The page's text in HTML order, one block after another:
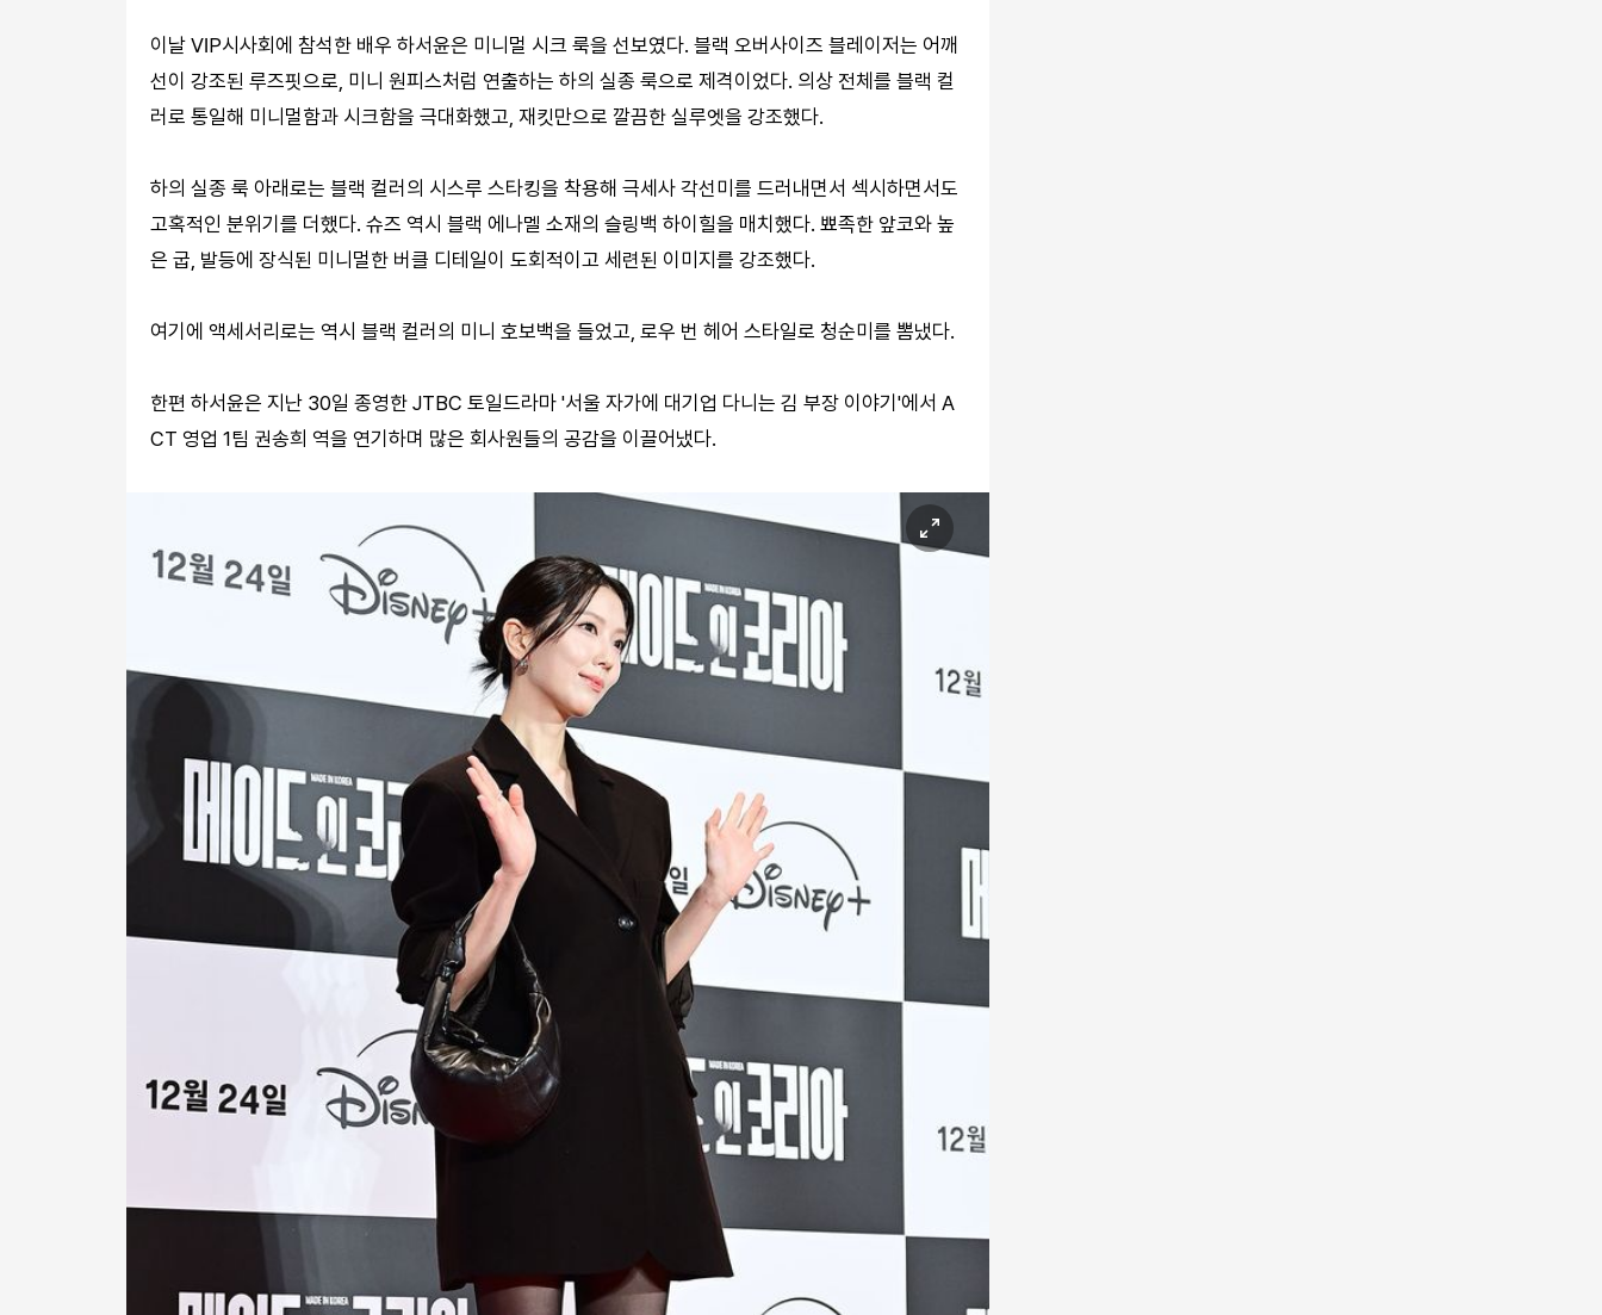
이날 VIP시사회에 참석한 배우 하서윤은 미니멀 시크 룩을 선보였다. 블랙 오버사이즈 블레이저는 어깨
선이 강조된 루즈핏으로, 미니 원피스처럼 연출하는 하의 실종 룩으로 제격이었다. 의상 전체를 블랙 컬
러로 통일해 미니멀함과 시크함을 극대화했고, 재킷만으로 깔끔한 실루엣을 강조했다.
하의 실종 룩 아래로는 블랙 컬러의 시스루 스타킹을 착용해 극세사 각선미를 드러내면서 섹시하면서도
고혹적인 분위기를 더했다. 슈즈 역시 블랙 에나멜 소재의 슬링백 하이힐을 매치했다. 뾰족한 앞코와 높
은 굽, 발등에 장식된 미니멀한 버클 디테일이 도회적이고 세련된 이미지를 강조했다.
여기에 액세서리로는 역시 블랙 컬러의 미니 호보백을 들었고, 로우 번 헤어 스타일로 청순미를 뽐냈다.
한편 하서윤은 지난 30일 종영한 JTBC 토일드라마 '서울 자가에 대기업 다니는 김 부장 이야기'에서 A
CT 영업 1팀 권송희 역을 연기하며 많은 회사원들의 공감을 이끌어냈다.